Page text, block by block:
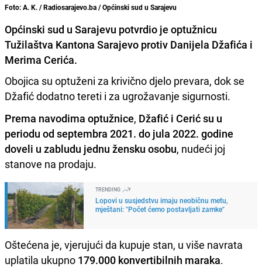
Foto: A. K. / Radiosarajevo.ba / Općinski sud u Sarajevu
Općinski sud u Sarajevu potvrdio je optužnicu
Tužilaštva Kantona Sarajevo protiv Danijela Džafića i
Merima Cerića.
Obojica su optuženi za krivično djelo prevara, dok se
Džafić dodatno tereti i za ugrožavanje sigurnosti.
Prema navodima optužnice, Džafić i Cerić su u
periodu od septembra 2021. do jula 2022. godine
doveli u zabludu jednu žensku osobu, nudeći joj
stanove na prodaju.
TRENDING
Lopovi u susjedstvu imaju neobičnu metu,
mještani: "Počet ćemo postavljati zamke"
Oštećena je, vjerujući da kupuje stan, u više navrata
uplatila ukupno 179.000 konvertibilnih maraka.